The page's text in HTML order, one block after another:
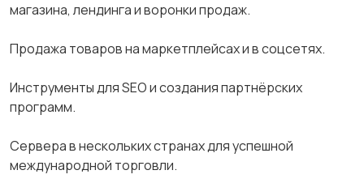
магазина, лендинга и воронки продаж.
Продажа товаров на маркетплейсах и в соцсетях.
Инструменты для SEO и создания партнёрских
программ.
Сервера в нескольких странах для успешной
международной торговли.